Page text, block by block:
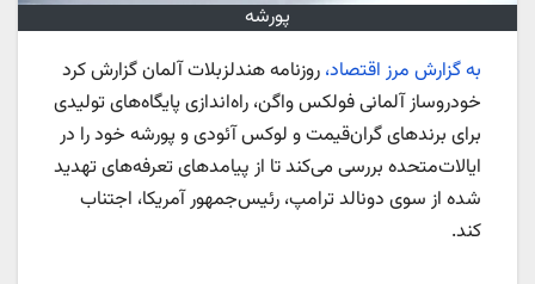
پورشه
به گزارش مرز اقتصاد، روزنامه هندلزبلات آلمان گزارش کرد
خودروساز آلمانی فولکس‌ واگن، راه‌اندازی پایگاه‌های تولیدی
برای برندهای گران‌قیمت و لوکس آئودی و پورشه خود را در
ایالات‌متحده بررسی می‌کند تا از پیامدهای تعرفه‌های تهدید
شده از سوی دونالد ترامپ، رئیس‌جمهور آمریکا، اجتناب
کند.